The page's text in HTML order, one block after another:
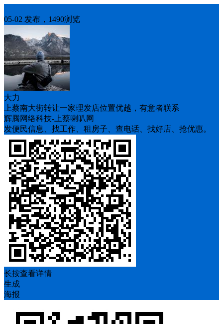
05-02 发布，1490浏览
大力
上蔡南大街转让一家理发店位置优越，有意者联系
辉腾网络科技-上蔡喇叭网
发便民信息、找工作、租房子、查电话、找好店、抢优惠。
长按查看详情
生成
海报